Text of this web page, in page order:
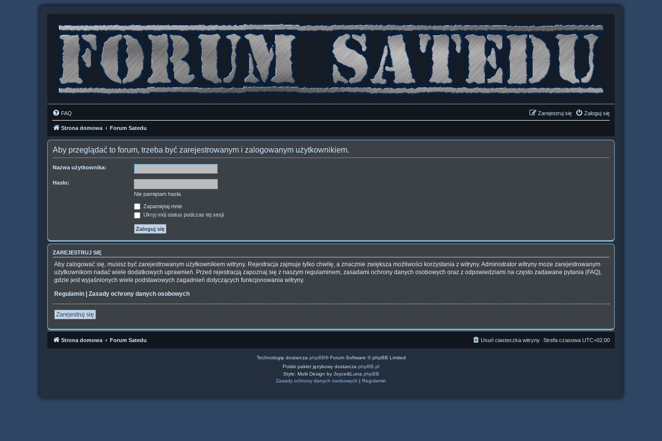
FAQ Zaloguj się
Zarejestruj się
Strona domowa Forum Satedu
Aby przeglądać to forum, trzeba być zarejestrowanym i zalogowanym użytkownikiem.
Nazwa użytkownika:
Hasło:
Nie pamiętam hasła
Zapamiętaj mnie
Ukryj mój status podczas tej sesji
ZAREJESTRUJ SIĘ
Aby zalogować się, musisz być zarejestrowanym użytkownikiem witryny. Rejestracja zajmuje tylko chwilę, a znacznie zwiększa możliwości korzystania z witryny. Administrator witryny może zarejestrowanym
użytkownikom nadać wiele dodatkowych uprawnień. Przed rejestracją zapoznaj się z naszym regulaminem, zasadami ochrony danych osobowych oraz z odpowiedziami na często zadawane pytania (FAQ),
gdzie jest wyjaśnionych wiele podstawowych zagadnień dotyczących funkcjonowania witryny.
Regulamin | Zasady ochrony danych osobowych
Zarejestruj się
Strona domowa Forum Satedu Strefa czasowa UTC+02:00
Usuń ciasteczka witryny
Technologię dostarcza phpBB® Forum Software © phpBB Limited
Polski pakiet językowy dostarcza phpBB.pl
Style: Multi Design by Joyce&Luna phpBB
Zasady ochrony danych osobowych | Regulamin